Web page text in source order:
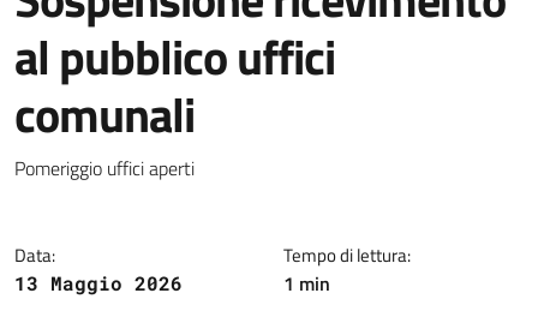
al pubblico uffici
comunali
Dettagli della notizia
Pomeriggio uffici aperti
Data:
13 Maggio 2026
Tempo di lettura:
1 min